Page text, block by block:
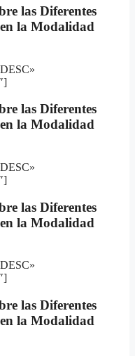
las Diferentes
la Modalidad
las Diferentes
la Modalidad
las Diferentes
la Modalidad
las Diferentes
la Modalidad